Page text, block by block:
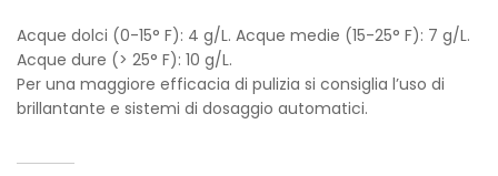
Acque dolci (0-15° F): 4 g/L. Acque medie (15-25° F): 7 g/L.
Acque dure (> 25° F): 10 g/L.
Per una maggiore efficacia di pulizia si consiglia l’uso di
brillantante e sistemi di dosaggio automatici.